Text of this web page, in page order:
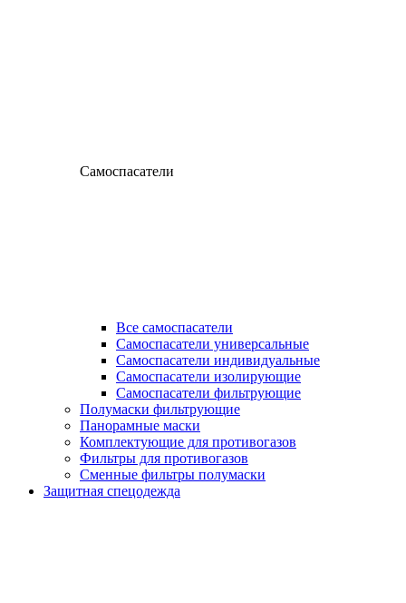
Самоспасатели
Все самоспасатели
Самоспасатели универсальные
Самоспасатели индивидуальные
Самоспасатели изолирующие
Самоспасатели фильтрующие
Полумаски фильтрующие
Панорамные маски
Комплектующие для противогазов
Фильтры для противогазов
Сменные фильтры полумаски
Защитная спецодежда